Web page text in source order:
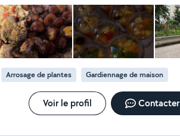
ou ponctuel Nettoyage avant/après déménagement
ou location Aide en cuisine Préparation de repas
simples et équilibrés Aide en cuisine pour événements
ou familles occupées Secrétariat Sérieuse, ponctuelle
et organisée
Arrosage de plantes Gardiennage de maison
Voir le profil Contacter